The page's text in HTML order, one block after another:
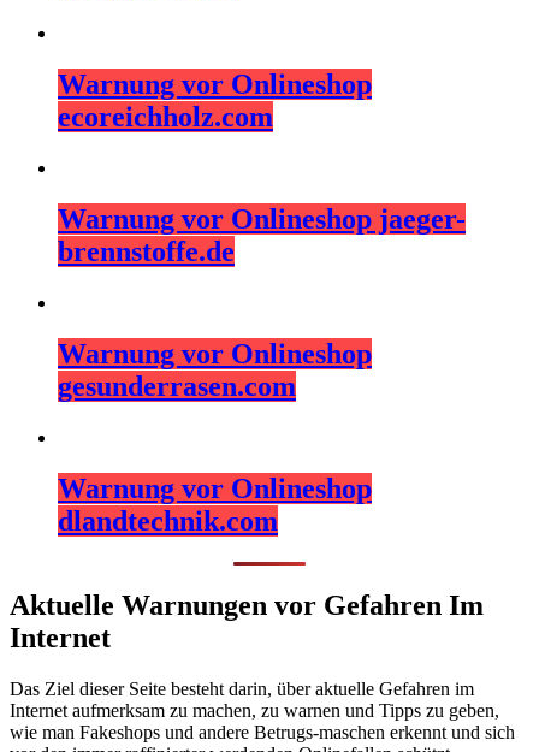
Warnung vor Onlineshop
ecoreichholz.com
Warnung vor Onlineshop jaeger-
brennstoffe.de
Warnung vor Onlineshop
gesunderrasen.com
Warnung vor Onlineshop
dlandtechnik.com
Aktuelle Warnungen vor Gefahren Im
Internet
Das Ziel dieser Seite besteht darin, über aktuelle Gefahren im
Internet aufmerksam zu machen, zu warnen und Tipps zu geben,
wie man Fakeshops und andere Betrugs-maschen erkennt und sich